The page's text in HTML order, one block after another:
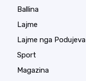
Ballina
Lajme
Lajme nga Podujeva
Sport
Magazina